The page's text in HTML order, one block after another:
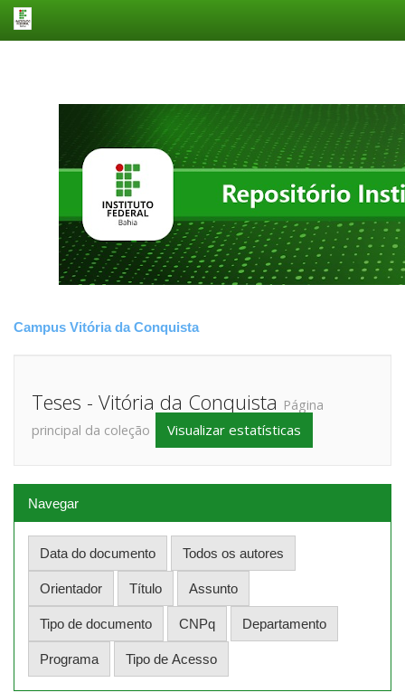
Campus Vitória da Conquista
Teses - Vitória da Conquista Página
principal da coleção
Visualizar estatísticas
Navegar